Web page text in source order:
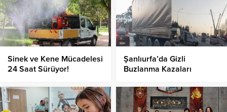
Sinek ve Kene Mücadelesi
24 Saat Sürüyor!
Şanlıurfa’da Gizli
Buzlanma Kazaları